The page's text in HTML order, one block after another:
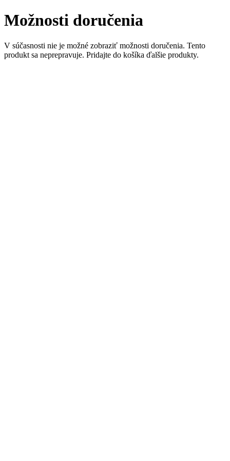
Možnosti doručenia
V súčasnosti nie je možné zobraziť možnosti doručenia. Tento
produkt sa neprepravuje. Pridajte do košíka ďalšie produkty.